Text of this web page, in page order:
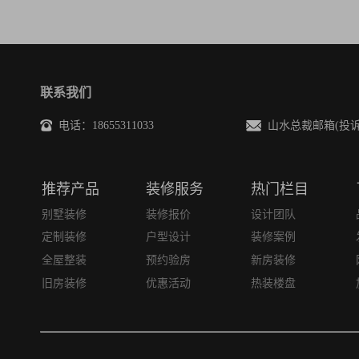
联系我们
电话：18655311033 山水总裁邮箱(投
推荐产品 装修服务 热门栏目
别墅装修 装修报价 设计团队
定制装修
户型设计 装修案例
全屋整装
预约验房 新房装修
旧房装修
优惠活动 热装楼盘